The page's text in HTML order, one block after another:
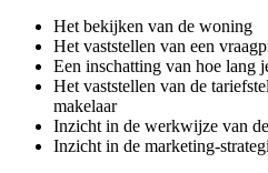
Het bekijken van de woning
Het vaststellen van een
Een inschatting van hoe lang
Het vaststellen van de
makelaar
Inzicht in de werkwijze van
Inzicht in de marketing-